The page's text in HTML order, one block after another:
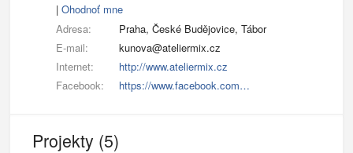
| Ohodnoť mne
Adresa:
Praha, České Budějovice, Tábor
E-mail:
kunova@ateliermix.cz
Internet:
http://www.ateliermix.cz
Facebook:
https://www.facebook.com…
Projekty (5)